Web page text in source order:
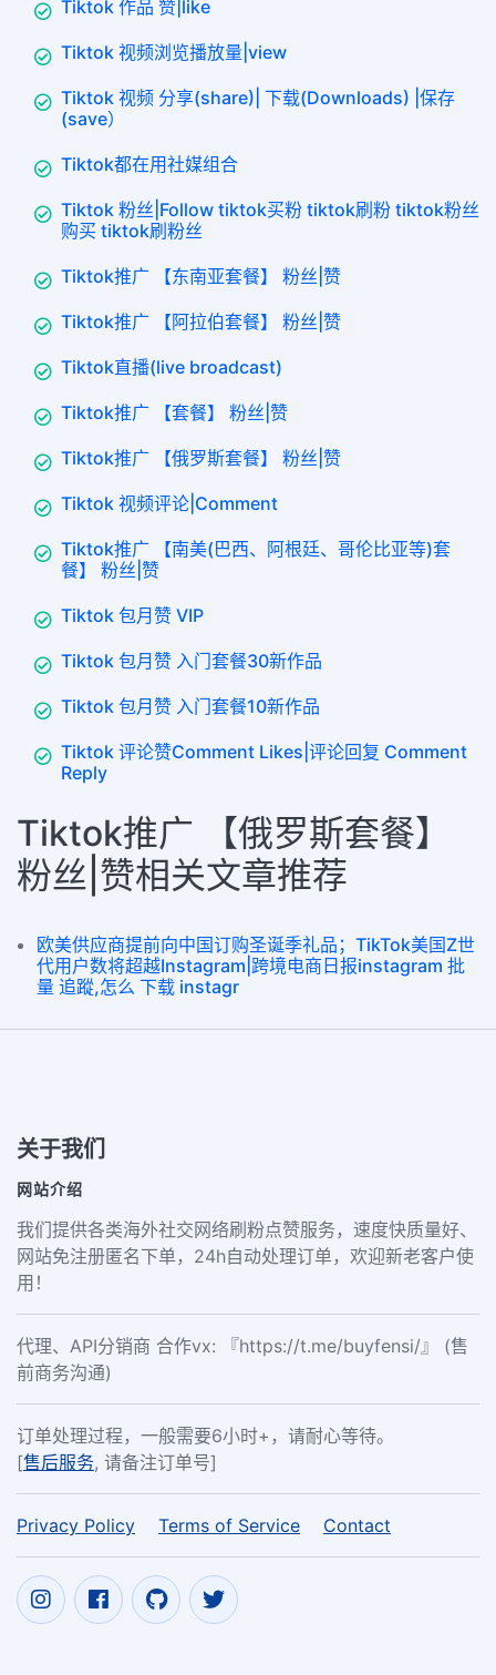
Tiktok 作品 赞|like
Tiktok 视频浏览播放量|view
Tiktok 视频 分享(share)| 下载(Downloads) |保存
(save）
Tiktok都在用社媒组合
Tiktok 粉丝|Follow tiktok买粉 tiktok刷粉 tiktok粉丝
购买 tiktok刷粉丝
Tiktok推广 【东南亚套餐】 粉丝|赞
Tiktok推广 【阿拉伯套餐】 粉丝|赞
Tiktok直播(live broadcast)
Tiktok推广 【套餐】 粉丝|赞
Tiktok推广 【俄罗斯套餐】 粉丝|赞
Tiktok 视频评论|Comment
Tiktok推广 【南美(巴西、阿根廷、哥伦比亚等)套
餐】 粉丝|赞
Tiktok 包月赞 VIP
Tiktok 包月赞 入门套餐30新作品
Tiktok 包月赞 入门套餐10新作品
Tiktok 评论赞Comment Likes|评论回复 Comment
Reply
Tiktok推广 【俄罗斯套餐】
粉丝|赞相关文章推荐
欧美供应商提前向中国订购圣诞季礼品；TikTok美国Z世
代用户数将超越Instagram|跨境电商日报instagram 批
量 追蹤,怎么 下载 instagr
关于我们
网站介绍
我们提供各类海外社交网络刷粉点赞服务，速度快质量好、
网站免注册匿名下单，24h自动处理订单，欢迎新老客户使
用！
代理、API分销商 合作vx: 『https://t.me/buyfensi/』 (售
前商务沟通)
订单处理过程，一般需要6小时+，请耐心等待。
[售后服务, 请备注订单号]
Privacy Policy Terms of Service Contact